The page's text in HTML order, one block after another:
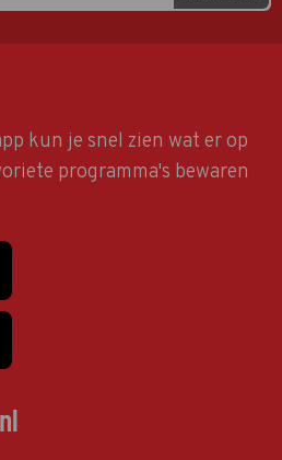
kun je snel zien wat er op
programma's bewaren